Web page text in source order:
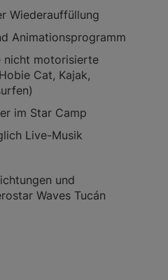
Wiederauffüllung
Animationsprogramm
nicht motorisierte
Cat, Kajak,
im Star Camp
Live-Musik
und
Waves Tucán